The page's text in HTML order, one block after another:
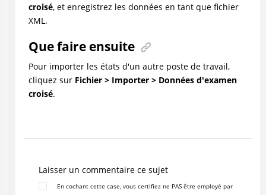
croisé, et enregistrez les données en tant que fichier
XML.
Que faire ensuite
Pour importer les états d'un autre poste de travail,
cliquez sur Fichier > Importer > Données d'examen
croisé.
Laisser un commentaire ce sujet
En cochant cette case, vous certifiez ne PAS être employé par